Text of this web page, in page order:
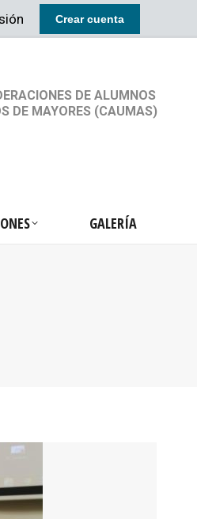
Crear cuenta
DE ALUMNOS
DE MAYORES (CAUMAS)
GALERÍA